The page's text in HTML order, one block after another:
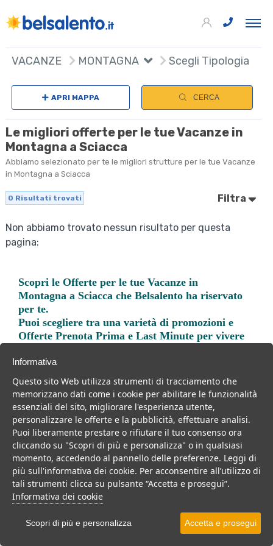
VACANZE MONTAGNA Scegli Tipologia
APRI MAPPA CERCA
Le migliori offerte per le tue Vacanze in
Montagna a Sciacca
Abbiamo selezionato per te le migliori strutture per le tue Vacanze
in Montagna a Sciacca
0 Risultati trovati Filtra
Non abbiamo trovato nessun risultato per questa
pagina:
Scopri leOfferte per le tue Vacanze in
Montagna a Sciacca che Belsalento ha riservato
per te.
Puoi scegliere tra una varietà di promozioni e
Offerte Prenota Prima e Last Minute per vivere
Trova la soluzione migliore per la tua prossima
vacanza.
Noi di belsalento.it abbiamo selezionato per te le migliori mete, i
migliori servizi, le migliori offerte per il tuo prossimo viaggio.
Informativa
Questo sito Web utilizza strumenti di tracciamento che
memorizzano dati come i cookie per abilitare le funzionalità
essenziali del sito, migliorare l'esperienza utente,
personalizzare le offerte e la pubblicità, effettuare analisi.
Puoi liberamente prestare o rifiutare il tuo consenso ora
cliccando su "Scopri di più e personalizza" o in qualsiasi
momento, accedendo al pannello delle preferenze. Leggi di
più sull'informativa dei cookie. Per acconsentire all’utilizzo di
tali strumenti clicca su pulsante “Accetta e prosegui”.
Informativa dei cookie
Scopri di più e personalizza Accetta e prosegui